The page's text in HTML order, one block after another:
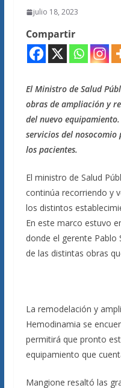
julio 18, 2023
Compartir
El Ministro de Salud
obras de ampliación y
del nuevo
servicios del
los pacientes.
El ministro de Salud
continúa recorriendo y
los distintos
En este marco estuvo
donde el gerente
de las distintas obras
La remodelación y
Hemodinamia se
permitirá que pronto
equipamiento que
Mangione resaltó las